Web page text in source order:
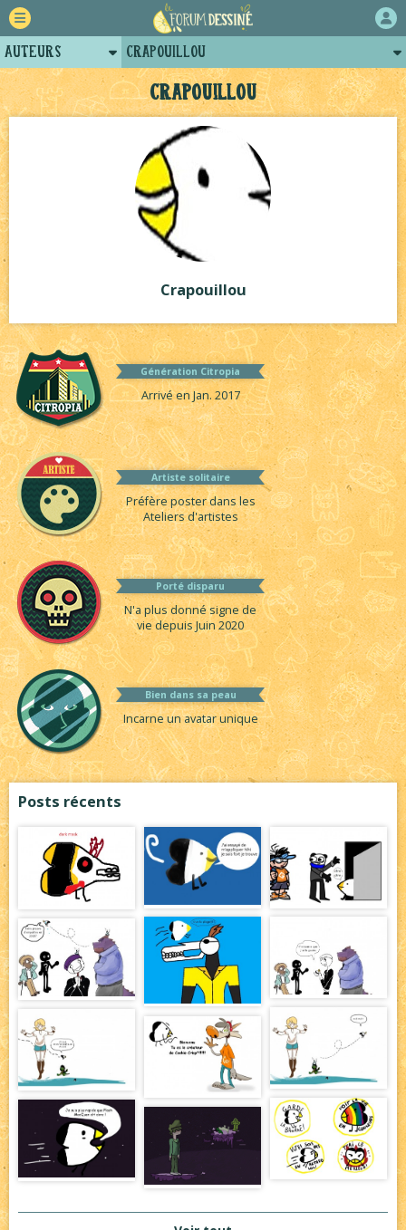
Crapouillou
Crapouillou
Génération Citropia
Arrivé en Jan. 2017
Artiste solitaire
Préfère poster dans les
Ateliers d'artistes
Porté disparu
N'a plus donné signe de
vie depuis Juin 2020
Bien dans sa peau
Incarne un avatar unique
Posts récents
Auteurs
Retour
Forum
Projets
Tutoriels
Crapouillou
Posts de crapouillou
Arènes de crapouillou
Projets collectifs de crapouillou